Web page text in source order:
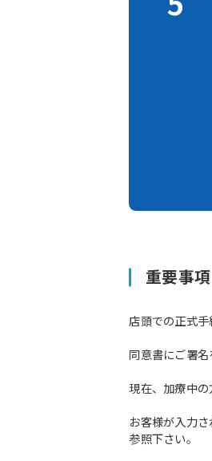
重要事項
店頭での正式
同意書にご署
現在、加療中の
お客様が入力
参照下さい。